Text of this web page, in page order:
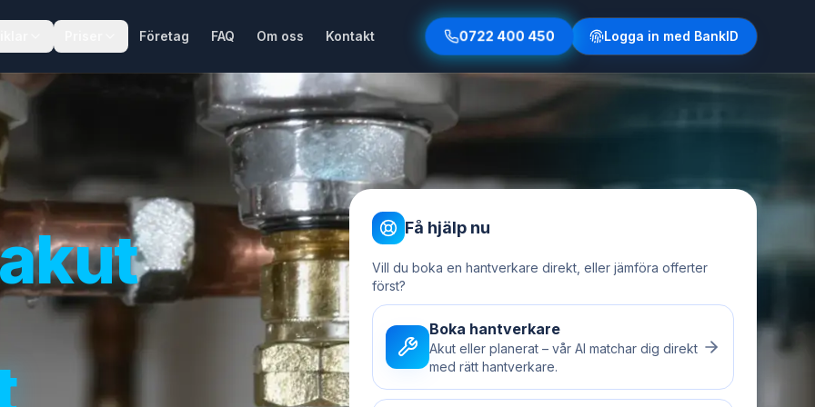
Företag FAQ Om oss Kontakt 0722 400 450 Logga in med BankID
Få hjälp nu
Vill du boka en hantverkare direkt, eller jämföra offerter
först?
Boka hantverkare
Akut eller planerat – vår AI matchar dig direkt
med rätt hantverkare.